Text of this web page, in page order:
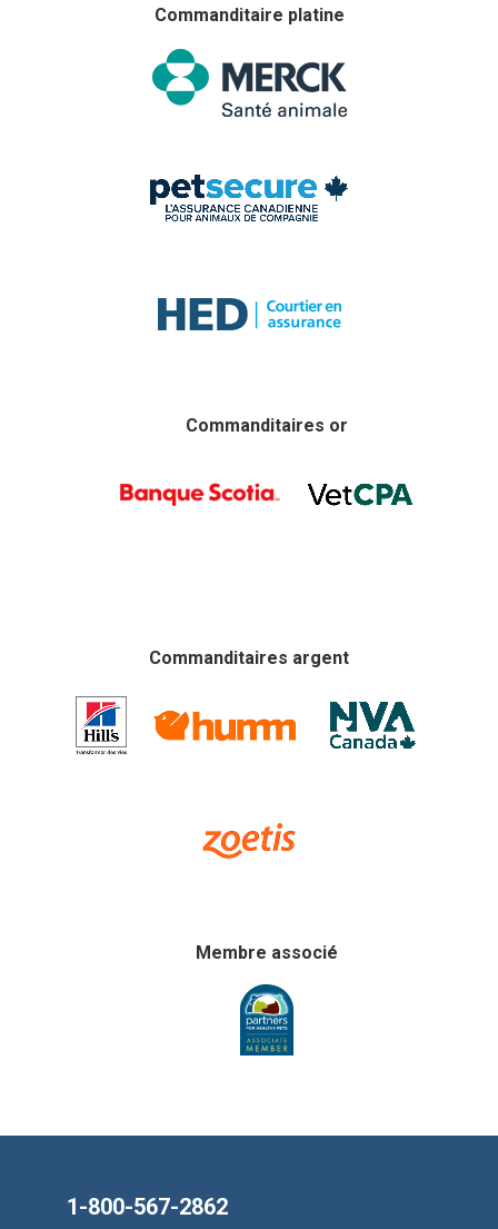
Commanditaire platine
Commanditaires or
Commanditaires argent
Membre associé
1-800-567-2862